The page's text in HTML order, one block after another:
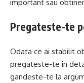
important sau
Pregateste-te
Odata ce ai stabilit
pregateste-te in
gandeste-te la